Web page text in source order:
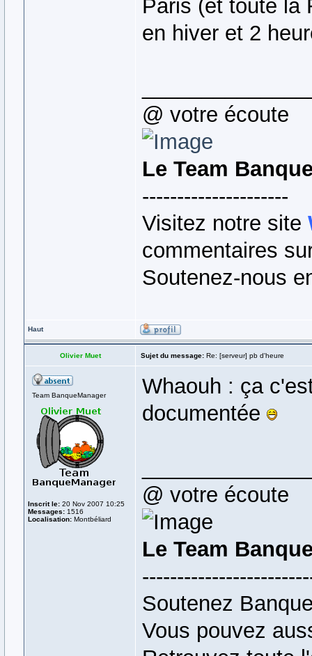
Paris (et toute la
en hiver et 2
@ votre écoute
Le Team
---------------------
Visitez notre site
commentaires
Soutenez-nous
Haut
Olivier Muet Sujet du message: Re: [serveur] pb d'heure
Team BanqueManager
Inscrit le: 20 Nov 2007 10:25
Messages: 1516
Localisation: Montbéliard
Whaouh : ça
documentée
@ votre écoute
Le Team
Soutenez
Vous pouvez